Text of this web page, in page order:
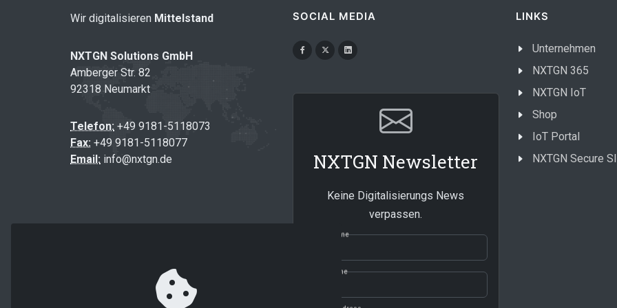
Wir digitalisieren Mittelstand
NXTGN Solutions GmbH
Amberger Str. 82
92318 Neumarkt
Telefon: +49 9181-5118073
Fax: +49 9181-5118077
Email: info@nxtgn.de
SOCIAL MEDIA
NXTGN Newsletter
Keine Digitalisierungs News
verpassen.
First name
Last name
LINKS
Unternehmen
NXTGN 365
NXTGN IoT
Shop
IoT Portal
NXTGN Secure